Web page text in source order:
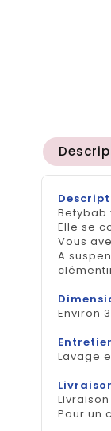
Elle se
Vous
A
Environ
Lavage
Pour un